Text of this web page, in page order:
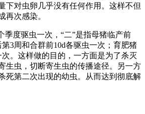
下对虫卵几乎没有任何作用。这样不但
再次感染。
度驱虫一次，“二”是指母猪临产前
3周和合群前10d各驱虫一次；育肥猪
次。这样做的目的，一方面是为了杀灭
生虫，切断寄生虫的传播途径。另一方
死第二次出现的幼虫。从而达到彻底解